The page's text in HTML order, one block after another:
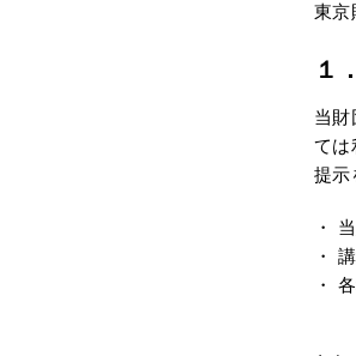
東京
１
当
ては
提示